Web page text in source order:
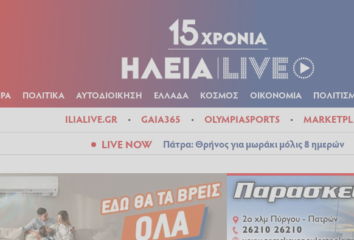
ΠΟΛΙΤΙΚΑ ΑΥΤΟΔΙΟΙΚΗΣΗ ΕΛΛΑΔΑ ΚΟΣΜΟΣ ΟΙΚΟΝΟΜΙΑ
ILIALIVE.GR GAIA365 OLYMPIASPORTS
LIVE NOW Πάτρα: Θρήνος για μωράκι μόλις 8 ημερών